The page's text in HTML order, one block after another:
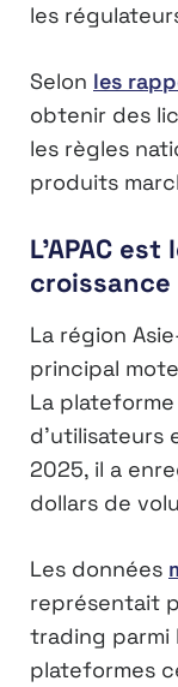
les
Selon les
obtenir des
les règles
produits
L’APAC
croissance
La région
principal
La
d’utilisateurs
2025, il a
dollars de
Les données
représentait
trading parmi
plateformes